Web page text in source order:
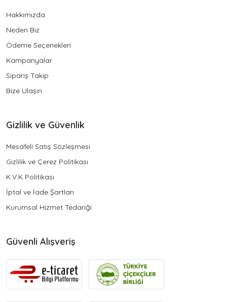
Hakkımızda
Neden Biz
Ödeme Seçenekleri
Kampanyalar
Sipariş Takip
Bize Ulaşın
Gizlilik ve Güvenlik
Mesafeli Satış Sözleşmesi
Gizlilik ve Çerez Politikası
K.V.K Politikası
İptal ve İade Şartları
Kurumsal Hizmet Tedariği
Güvenli Alışveriş